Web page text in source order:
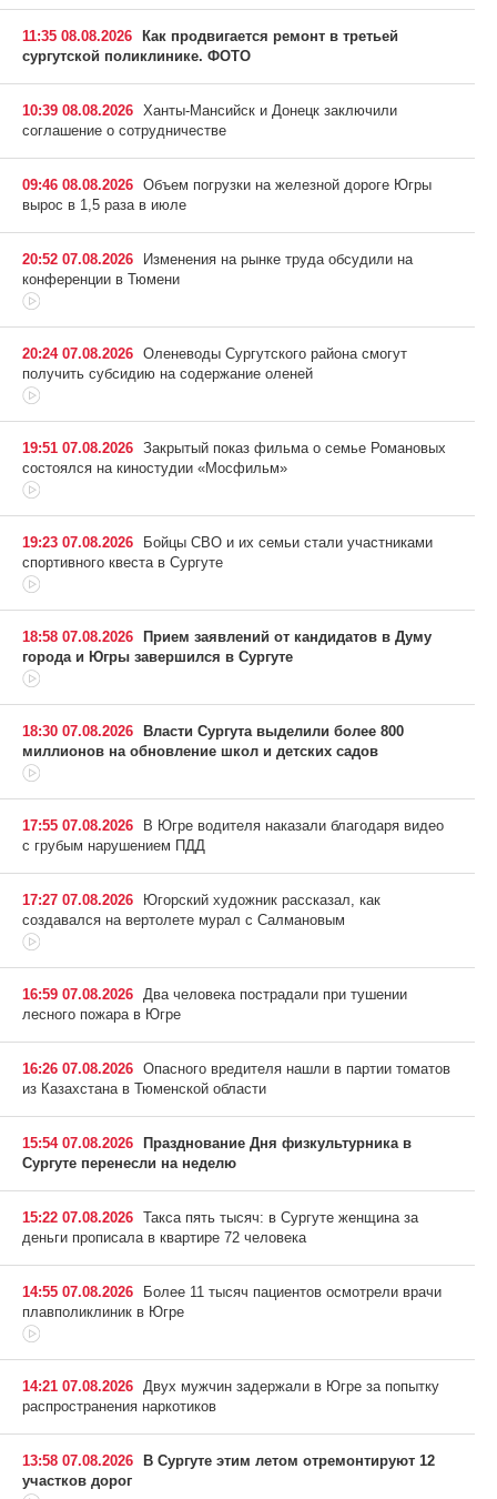
11:35 08.08.2026
Как продвигается ремонт в третьей
сургутской поликлинике. ФОТО
10:39 08.08.2026 Ханты-Мансийск и Донецк заключили
соглашение о сотрудничестве
09:46 08.08.2026 Объем погрузки на железной дороге Югры
вырос в 1,5 раза в июле
20:52 07.08.2026
Изменения на рынке труда обсудили на
конференции в Тюмени
20:24 07.08.2026 Оленеводы Сургутского района смогут
получить субсидию на содержание оленей
19:51 07.08.2026 Закрытый показ фильма о семье Романовых
состоялся на киностудии «Мосфильм»
19:23 07.08.2026
Бойцы СВО и их семьи стали участниками
спортивного квеста в Сургуте
18:58 07.08.2026
Прием заявлений от кандидатов в Думу
города и Югры завершился в Сургуте
18:30 07.08.2026
Власти Сургута выделили более 800
миллионов на обновление школ и детских садов
17:55 07.08.2026
В Югре водителя наказали благодаря видео
с грубым нарушением ПДД
17:27 07.08.2026
Югорский художник рассказал, как
создавался на вертолете мурал с Салмановым
16:59 07.08.2026 Два человека пострадали при тушении
лесного пожара в Югре
16:26 07.08.2026 Опасного вредителя нашли в партии томатов
из Казахстана в Тюменской области
15:54 07.08.2026
Празднование Дня физкультурника в
Сургуте перенесли на неделю
15:22 07.08.2026 Такса пять тысяч: в Сургуте женщина за
деньги прописала в квартире 72 человека
14:55 07.08.2026
Более 11 тысяч пациентов осмотрели врачи
плавполиклиник в Югре
14:21 07.08.2026 Двух мужчин задержали в Югре за попытку
распространения наркотиков
13:58 07.08.2026
В Сургуте этим летом отремонтируют 12
участков дорог